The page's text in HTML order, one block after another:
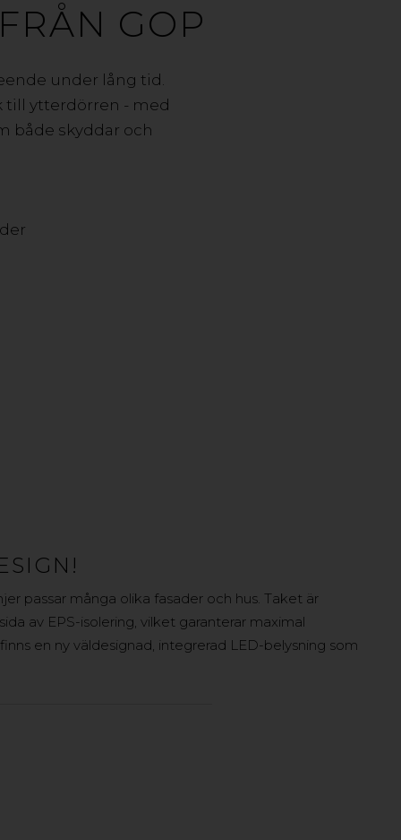
GOP
under lång tid.
till ytterdörren - med
både skyddar och
passar många olika fasader och hus. Taket är
av EPS-isolering, vilket garanterar maximal
en ny väldesignad, integrerad LED-belysning som